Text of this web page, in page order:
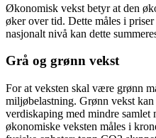
Økonomisk vekst betyr at den
øker over tid. Dette måles i
nasjonalt nivå kan dette
Grå og grønn vekst
For at veksten skal være grønn
miljøbelastning. Grønn vekst
verdiskaping med mindre samlet
økonomiske veksten måles i